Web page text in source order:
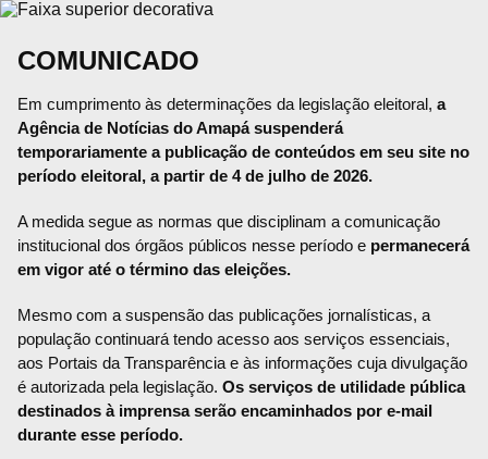
COMUNICADO
Em cumprimento às determinações da legislação eleitoral, a
Agência de Notícias do Amapá suspenderá
temporariamente a publicação de conteúdos em seu site no
período eleitoral, a partir de 4 de julho de 2026.
A medida segue as normas que disciplinam a comunicação
institucional dos órgãos públicos nesse período e permanecerá
em vigor até o término das eleições.
Mesmo com a suspensão das publicações jornalísticas, a
população continuará tendo acesso aos serviços essenciais,
aos Portais da Transparência e às informações cuja divulgação
é autorizada pela legislação. Os serviços de utilidade pública
destinados à imprensa serão encaminhados por e-mail
durante esse período.